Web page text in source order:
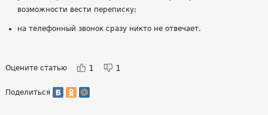
возможности вести переписку;
на телефонный звонок сразу никто не отвечает.
Оцените статью 1 1
Поделиться